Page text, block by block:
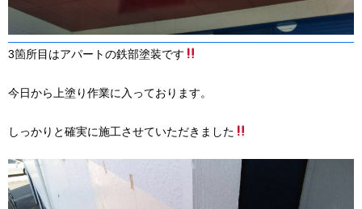
3箇所目はアパートの鉄部塗装です
今日から上塗り作業に入っております。
しっかりと確実に施工させていただきました